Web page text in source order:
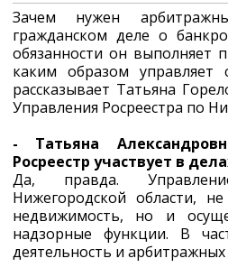
Зачем нужен
гражданском деле о
обязанности он выполняет
каким образом управляет
рассказывает Татьяна
Управления Росреестра по
- Татьяна
Росреестр участвует в
Да, правда.
Нижегородской области,
недвижимость, но и
надзорные функции. В
деятельность и